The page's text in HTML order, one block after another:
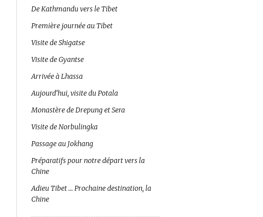
De Kathmandu vers le Tibet
Première journée au Tibet
Visite de Shigatse
Visite de Gyantse
Arrivée à Lhassa
Aujourd’hui, visite du Potala
Monastère de Drepung et Sera
Visite de Norbulingka
Passage au Jokhang
Préparatifs pour notre départ vers la
Chine
Adieu Tibet … Prochaine destination, la
Chine